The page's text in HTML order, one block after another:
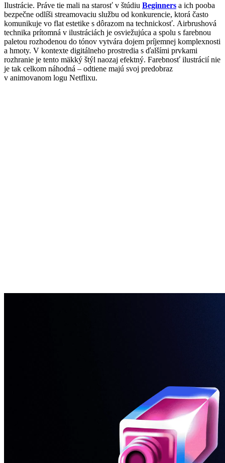
Ilustrácie. Práve tie mali na starosť v štúdiu Beginners a ich pooba
bezpečne odlíši streamovaciu službu od konkurencie, ktorá často
komunikuje vo flat estetike s dôrazom na technickosť. Airbrushová
technika prítomná v ilustráciách je osviežujúca a spolu s farebnou
paletou rozhodenou do tónov vytvára dojem príjemnej komplexnosti
a hmoty. V kontexte digitálneho prostredia s ďalšími prvkami
rozhranie je tento mäkký štýl naozaj efektný. Farebnosť ilustrácií nie
je tak celkom náhodná – odtiene majú svoj predobraz
v animovanom logu Netflixu.